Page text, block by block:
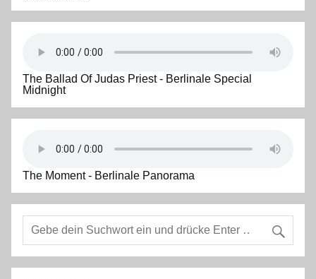
The Ballad Of Judas Priest - Berlinale Special
Midnight
The Moment - Berlinale Panorama